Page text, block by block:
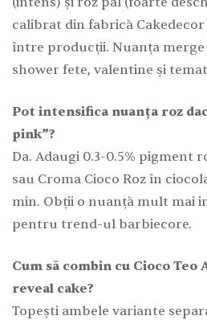
calibrat din fabrică
între producții. Nuanța
shower fete, valentine și
Pot intensifica nuanța roz
pink”?
Da. Adaugi 0.3-0.5% pigment
sau Croma Cioco Roz în
min. Obții o nuanță mult mai
pentru trend-ul barbiecore.
Cum să combin cu Cioco
reveal cake?
Topești ambele variante